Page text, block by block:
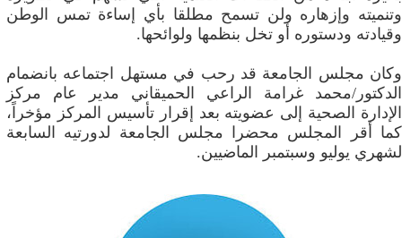
وتنميته وإزهاره ولن تسمح مطلقا بأي إساءة تمس الوطن
وقيادته ودستوره أو تخل بنظمها ولوائحها.
وكان مجلس الجامعة قد رحب في مستهل اجتماعه بانضمام
الدكتور/محمد غرامة الراعي الحميقاني مدير عام مركز
الإدارة الصحية إلى عضويته بعد إقرار تأسيس المركز مؤخراً،
كما أقر المجلس محضرا مجلس الجامعة لدورتيه السابعة
لشهري يوليو وسبتمبر الماضيين.